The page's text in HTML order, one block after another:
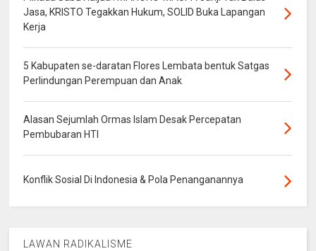
Jasa, KRISTO Tegakkan Hukum, SOLID Buka Lapangan
Kerja
5 Kabupaten se-daratan Flores Lembata bentuk Satgas
Perlindungan Perempuan dan Anak
Alasan Sejumlah Ormas Islam Desak Percepatan
Pembubaran HTI
Konflik Sosial Di Indonesia & Pola Penanganannya
LAWAN RADIKALISME